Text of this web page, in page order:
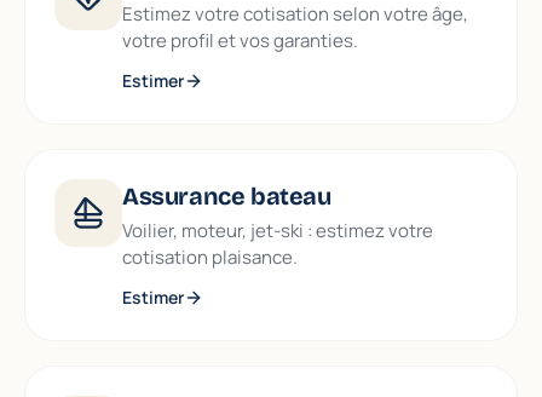
Estimez votre cotisation selon votre âge,
votre profil et vos garanties.
Estimer
Assurance bateau
Voilier, moteur, jet-ski : estimez votre
cotisation plaisance.
Estimer